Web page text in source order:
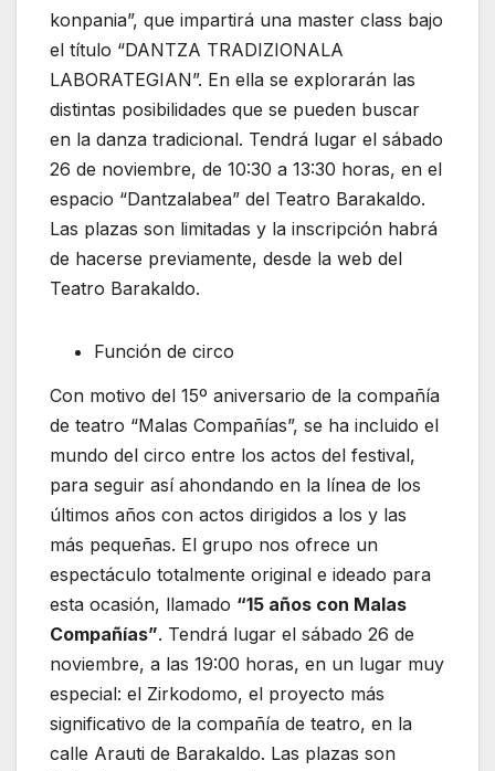
konpania”, que impartirá una master class bajo
el título “DANTZA TRADIZIONALA
LABORATEGIAN”. En ella se explorarán las
distintas posibilidades que se pueden buscar
en la danza tradicional. Tendrá lugar el sábado
26 de noviembre, de 10:30 a 13:30 horas, en el
espacio “Dantzalabea” del Teatro Barakaldo.
Las plazas son limitadas y la inscripción habrá
de hacerse previamente, desde la web del
Teatro Barakaldo.
Función de circo
Con motivo del 15º aniversario de la compañía
de teatro “Malas Compañías”, se ha incluido el
mundo del circo entre los actos del festival,
para seguir así ahondando en la línea de los
últimos años con actos dirigidos a los y las
más pequeñas. El grupo nos ofrece un
espectáculo totalmente original e ideado para
esta ocasión, llamado “15 años con Malas
Compañías”. Tendrá lugar el sábado 26 de
noviembre, a las 19:00 horas, en un lugar muy
especial: el Zirkodomo, el proyecto más
significativo de la compañía de teatro, en la
calle Arauti de Barakaldo. Las plazas son